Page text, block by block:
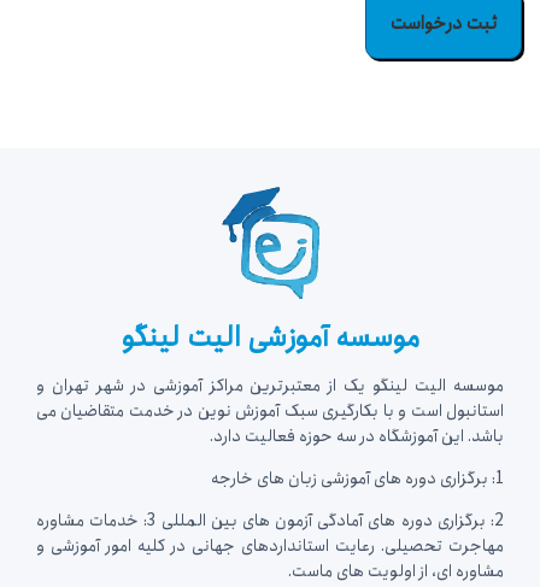
موسسه آموزشی الیت لینگو
موسسه الیت لینگو یک از معتبرترین مراکز آموزشی در شهر تهران و
استانبول است و با بکارگیری سبک آموزش نوین در خدمت متقاضیان می
باشد. این آموزشگاه در سه حوزه فعالیت دارد.
1: برگزاری دوره های آموزشی زبان های خارجه
2: برگزاری دوره های آمادگی آزمون های بین المللی 3: خدمات مشاوره
مهاجرت تحصیلی. رعایت استانداردهای جهانی در کلیه امور آموزشی و
مشاوره ای، از اولویت های ماست.